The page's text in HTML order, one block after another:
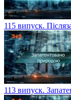
115 випуск.
113 випуск.